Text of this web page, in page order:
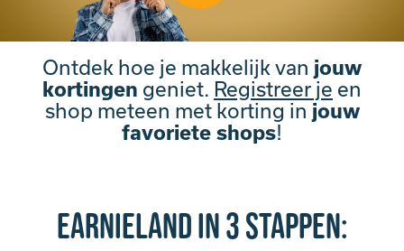
Ontdek hoe je makkelijk van jouw
kortingen geniet. Registreer je en
shop meteen met korting in jouw
favoriete shops!
EARNIELAND IN 3 STAPPEN: